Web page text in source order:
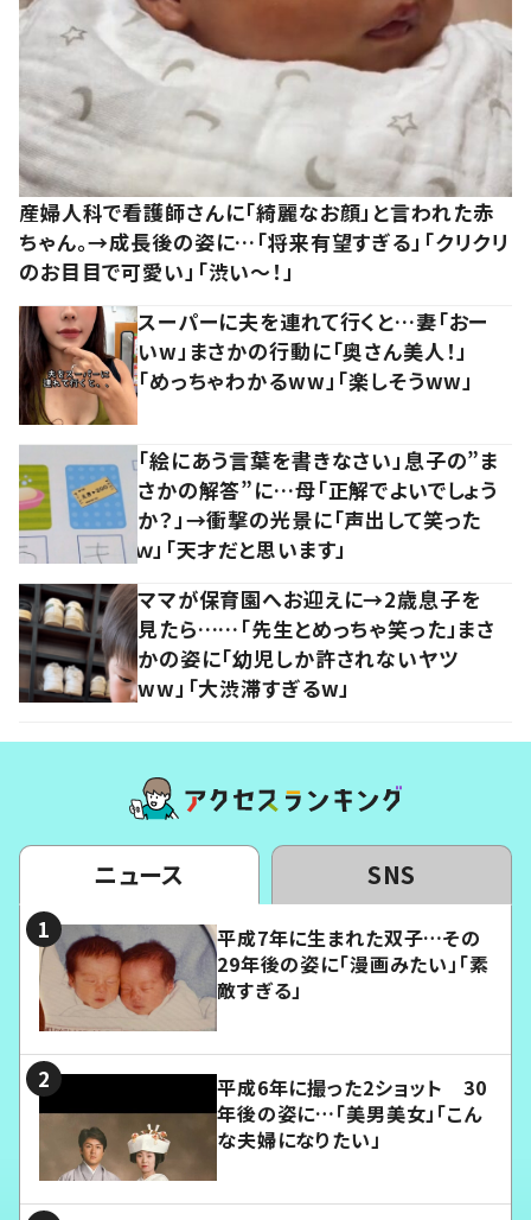
産婦人科で看護師さんに「綺麗なお顔」と言われた赤
ちゃん。→成長後の姿に…「将来有望すぎる」「クリクリ
のお目目で可愛い」「渋い～！」
スーパーに夫を連れて行くと…妻「おー
いw」まさかの行動に「奥さん美人！」
「めっちゃわかるww」「楽しそうww」
「絵にあう言葉を書きなさい」息子の”ま
さかの解答”に…母「正解でよいでしょう
か？」→衝撃の光景に「声出して笑った
ｗ」「天才だと思います」
ママが保育園へお迎えに→2歳息子を
見たら……「先生とめっちゃ笑った」まさ
かの姿に「幼児しか許されないヤツ
ww」「大渋滞すぎるw」
ニュース SNS
平成7年に生まれた双子…その
29年後の姿に「漫画みたい」「素
敵すぎる」
平成6年に撮った2ショット 30
年後の姿に…「美男美女」「こん
な夫婦になりたい」